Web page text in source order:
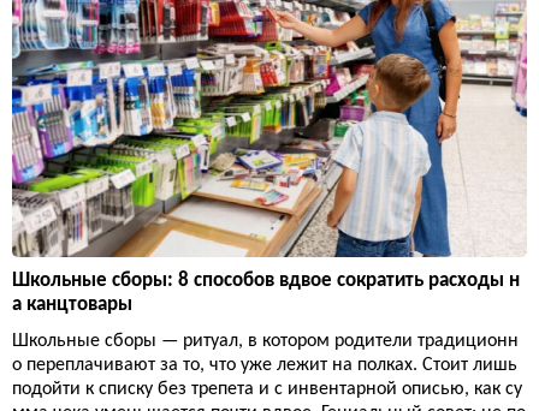
Школьные сборы: 8 способов вдвое сократить расходы н
а канцтовары
Школьные сборы — ритуал, в котором родители традиционн
о переплачивают за то, что уже лежит на полках. Стоит лишь
подойти к списку без трепета и с инвентарной описью, как су